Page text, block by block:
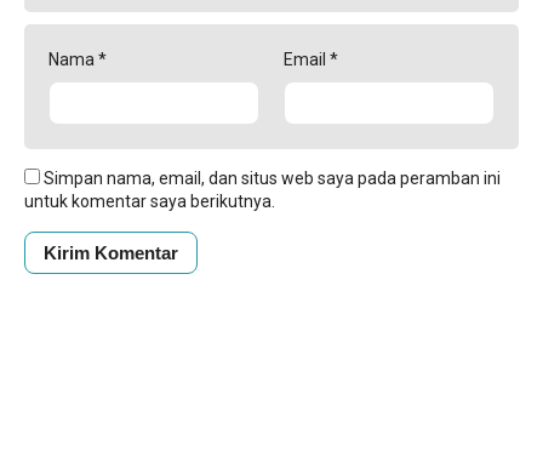
Nama * Email *
Simpan nama, email, dan situs web saya pada peramban ini
untuk komentar saya berikutnya.